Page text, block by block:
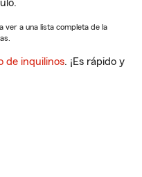
ver a una lista completa de la
de inquilinos. ¡Es rápido y